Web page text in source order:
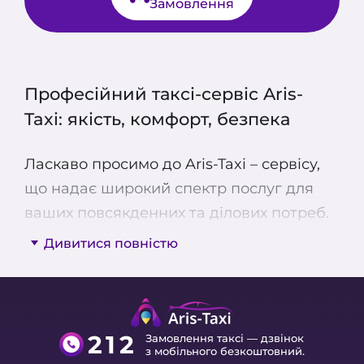
Професійний таксі-сервіс Aris-
Taxi: якість, комфорт, безпека
Ласкаво просимо до Aris-Taxi – сервісу,
що надає широкий спектр послуг для
ваших повсякденних та ділових потреб.
Ми пропонуємо економ, комфорт та
кур’єрську доставку.
Наші водії професійні та ліцензовані, а
Дивитися повністю
212
Замовлення таксі — дзвінок
з мобільного безкоштовний.